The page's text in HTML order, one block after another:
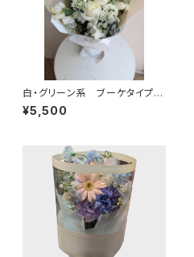
白・グリーン系 ブーケタイプ
送料別
¥5,500